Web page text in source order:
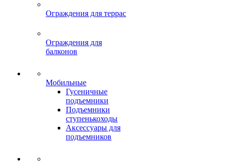
Ограждения для террас
Ограждения для
балконов
Мобильные
Гусеничные
подъемники
Подъемники
ступенькоходы
Аксессуары для
подъемников